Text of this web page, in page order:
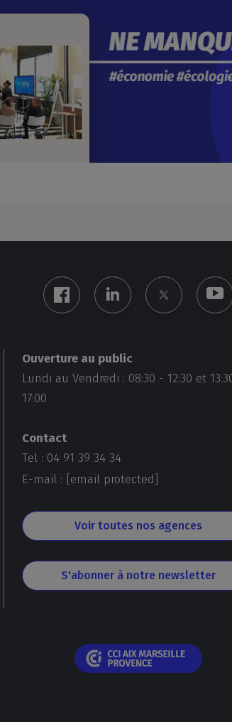
Ouverture au public
Lundi au Vendredi : 08:30 - 12:30 et
17:00
Contact
Tel : 04 91 39 34 34
E-mail :
[email protected]
Voir toutes nos agences
S'abonner à notre newsletter